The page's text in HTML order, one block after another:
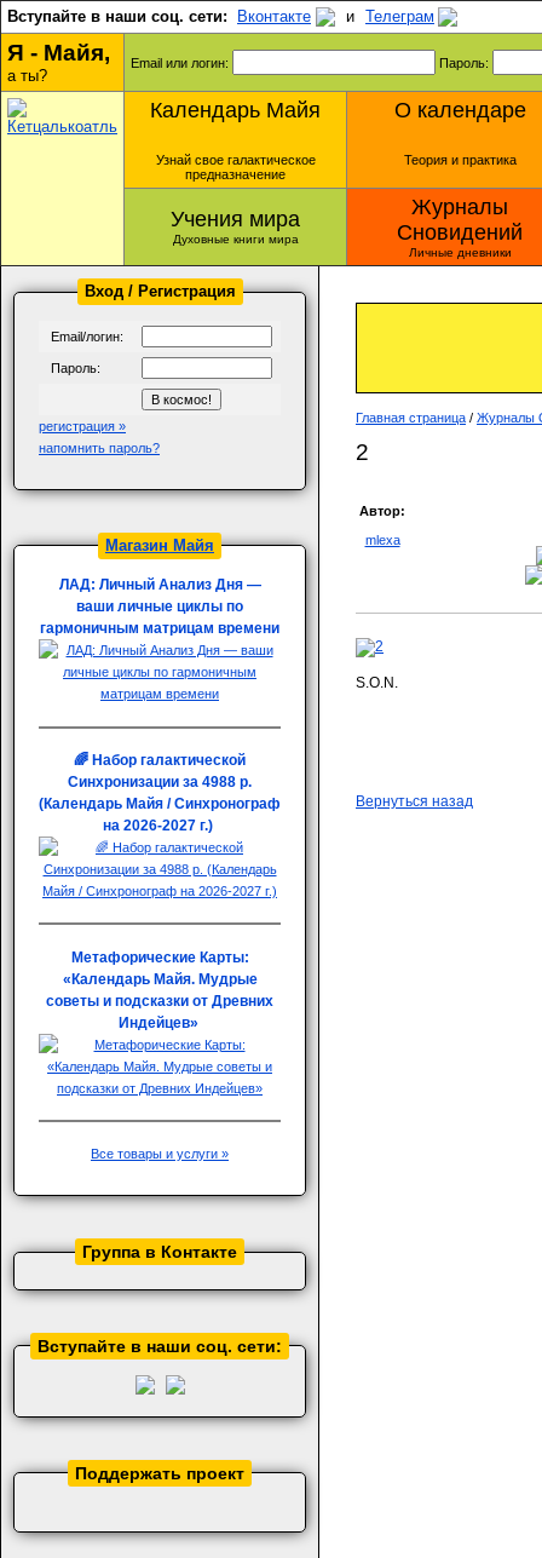
Вступайте в наши соц. сети: Вконтакте и Телеграм
Я - Майя,
а ты?
Email или логин: Пароль:
Календарь Майя
Узнай свое галактическое
предназначение
О календаре
Теория и практика
Учения мира
Духовные книги мира
Журналы
Сновидений
Личные дневники
Вход / Регистрация
Email/логин:
Пароль:
регистрация »
напомнить пароль?
Магазин Майя
ЛАД: Личный Анализ Дня —
ваши личные циклы по
гармоничным матрицам времени
🌈 Набор галактической
Синхронизации за 4988 р.
(Календарь Майя / Синхронограф
на 2026-2027 г.)
Метафорические Карты:
«Календарь Майя. Мудрые
советы и подсказки от Древних
Индейцев»
Все товары и услуги »
Группа в Контакте
Вступайте в наши соц. сети:
Поддержать проект
Главная страница / Журналы
2
Автор:
mlexa
S.O.N.
Вернуться назад